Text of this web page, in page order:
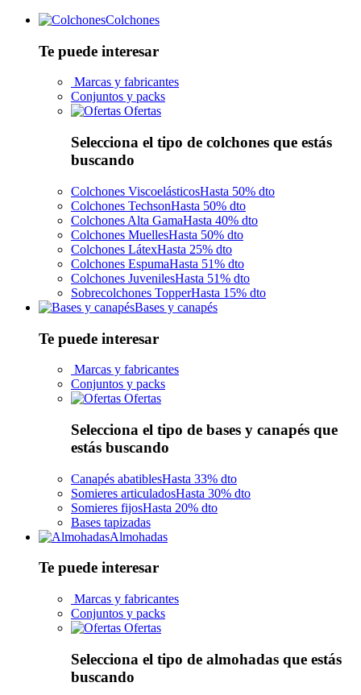
Colchones
Te puede interesar
Marcas y fabricantes
Conjuntos y packs
Ofertas
Selecciona el tipo de colchones que estás
buscando
Colchones ViscoelásticosHasta 50% dto
Colchones TechsonHasta 50% dto
Colchones Alta GamaHasta 40% dto
Colchones MuellesHasta 50% dto
Colchones LátexHasta 25% dto
Colchones EspumaHasta 51% dto
Colchones JuvenilesHasta 51% dto
Sobrecolchones TopperHasta 15% dto
Bases y canapés
Te puede interesar
Marcas y fabricantes
Conjuntos y packs
Ofertas
Selecciona el tipo de bases y canapés que
estás buscando
Canapés abatiblesHasta 33% dto
Somieres articuladosHasta 30% dto
Somieres fijosHasta 20% dto
Bases tapizadas
Almohadas
Te puede interesar
Marcas y fabricantes
Conjuntos y packs
Ofertas
Selecciona el tipo de almohadas que estás
buscando